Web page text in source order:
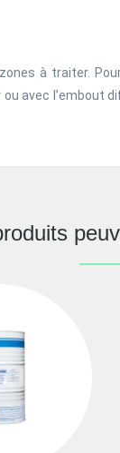
à traiter.
avec l’embout